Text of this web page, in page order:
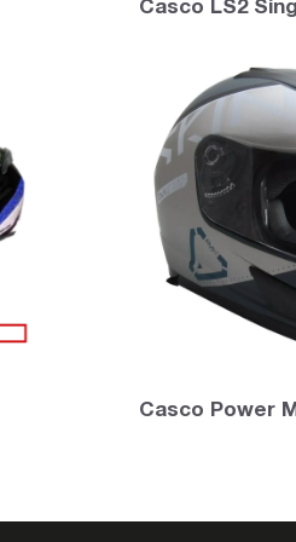
Casco LS2
Casco Power